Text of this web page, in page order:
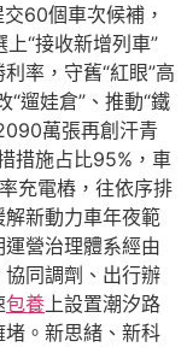
60個車次候補，
“接收新增列車”
率，守舊“紅眼”高
遛娃倉”、推動“鐵
萬張再創汗青
措施占比95%，車
充電樁，往依序排
新動力車年夜範
營治理體系經由
同調劑、出行辦
包養上設置潮汐路
。新思緒、新科